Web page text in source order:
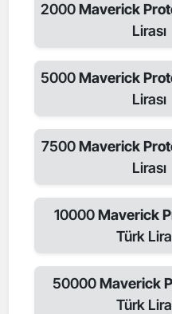
2000Maverick
Lirası
5000Maverick
Lirası
7500Maverick
Lirası
10000Maverick
Türk
50000Maverick
Türk